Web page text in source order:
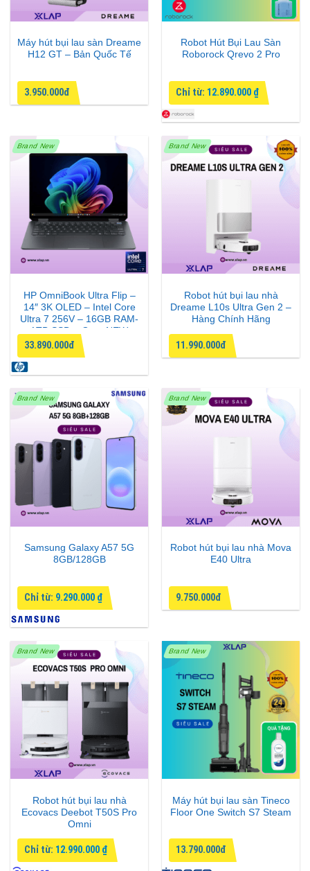
Máy hút bụi lau sàn Dreame
H12 GT – Bản Quốc Tế
3.950.000đ
Robot Hút Bụi Lau Sàn
Roborock Qrevo 2 Pro
Chỉ từ: 12.890.000 ₫
Brand New
HP OmniBook Ultra Flip –
14″ 3K OLED – Intel Core
Ultra 7 256V – 16GB RAM-
1TB SSD – Gray NEW
33.890.000đ
Brand New
Robot hút bụi lau nhà
Dreame L10s Ultra Gen 2 –
Hàng Chính Hãng
11.990.000đ
Brand New
Samsung Galaxy A57 5G
8GB/128GB
Chỉ từ: 9.290.000 ₫
Brand New
Robot hút bụi lau nhà Mova
E40 Ultra
9.750.000đ
Brand New
Robot hút bụi lau nhà
Ecovacs Deebot T50S Pro
Omni
Chỉ từ: 12.990.000 ₫
Brand New
Máy hút bụi lau sàn Tineco
Floor One Switch S7 Steam
13.790.000đ